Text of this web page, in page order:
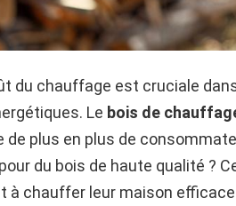
du chauffage est cruciale
Le bois de
de plus en plus de
pour du bois de haute qualité ?
à chauffer leur maison